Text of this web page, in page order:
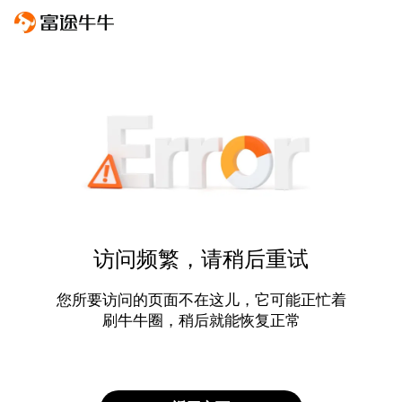
访问频繁，请稍后重试
您所要访问的页面不在这儿，它可能正忙着
刷牛牛圈，稍后就能恢复正常